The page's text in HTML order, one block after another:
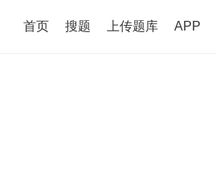
首页 搜题 上传题库 APP